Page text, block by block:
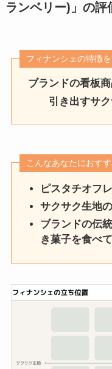
ランベリー)」 の評
フィナンシェの特徴を
ブランドの看板
引き出すサ
こんなあなたにおすす
ピスタチオフ
サクサク生地
ブランドの伝
き菓子を食べ